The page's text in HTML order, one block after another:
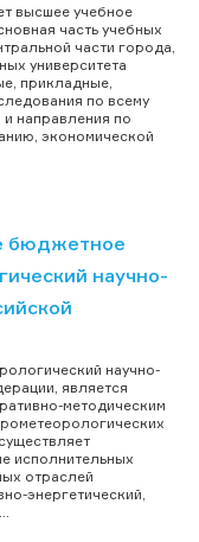
высшее учебное
часть учебных
части города,
университета
прикладные,
по всему
направления по
экономической
бюджетное
научно-
научно-
является
методическим
исполнительных
отраслей
энергетический,